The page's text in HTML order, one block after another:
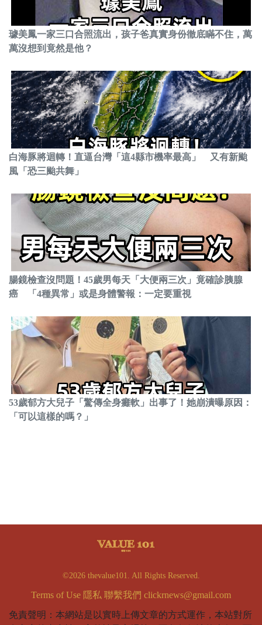
璩美鳳一家三口合照流出，孩子爸真實身份徹底瞞不住，萬
萬沒想到竟然是他？
白海豚將迴轉！直逼台灣「這4縣市機率最高」 又有新颱
風「恐三颱共舞」
腸鏡檢查沒問題！45歲男每天「大便兩三次」竟確診胰腺
癌 「4種異常」或是身體警報：一定要重視
53歲郁方大兒子「驚傳全身癱軟」出事了！她崩潰曝原因：
「可以這樣的嗎？」
©2026 thevalue101. All Rights Reserved.
Terms of Use 隱私 聯繫我們 clickrnews@gmail.com
免責聲明：本網站是以實時上傳文章的方式運作，本站對所